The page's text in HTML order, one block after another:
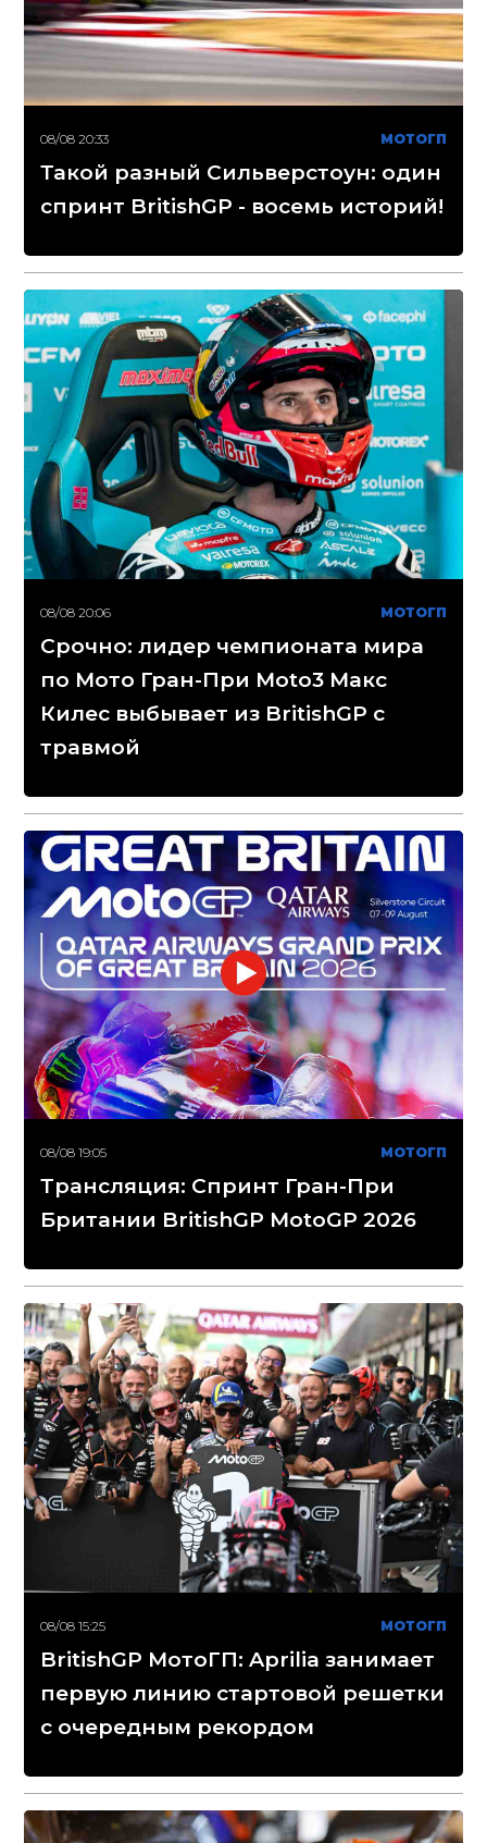
08/08 20:33 МОТОГП
Такой разный Сильверстоун: один
спринт BritishGP - восемь историй!
08/08 20:06 МОТОГП
Срочно: лидер чемпионата мира
по Мото Гран-При Moto3 Макс
Килес выбывает из BritishGP с
травмой
08/08 19:05 МОТОГП
Трансляция: Спринт Гран-При
Британии BritishGP MotoGP 2026
08/08 15:25 МОТОГП
BritishGP МотоГП: Aprilia занимает
первую линию стартовой решетки
с очередным рекордом